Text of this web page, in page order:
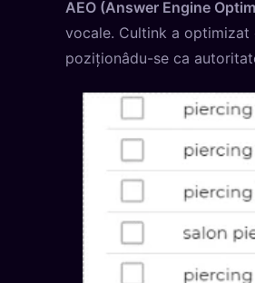
AEO (Answer Engine
vocale. Cultink a
poziționâdu-se ca